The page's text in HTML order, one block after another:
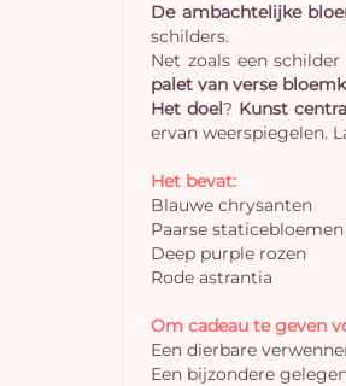
De ambachtelijke
schilders.
Net zoals een
palet van verse
Het doel? Kunst
ervan weerspiegelen.
Het bevat:
Blauwe chrysanten
Paarse staticebloemen
Deep purple rozen
Rode astrantia
Om cadeau te geven
Een dierbare
Een bijzondere